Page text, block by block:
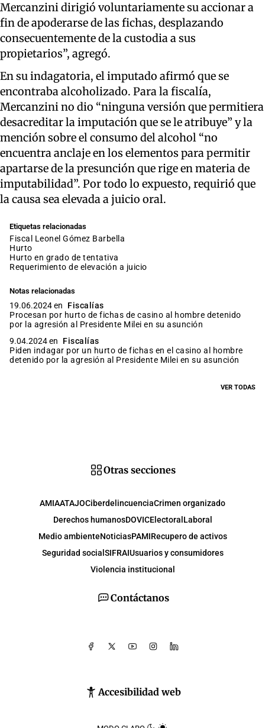
Mercanzini dirigió voluntariamente su accionar a
fin de apoderarse de las fichas, desplazando
consecuentemente de la custodia a sus
propietarios”, agregó.
En su indagatoria, el imputado afirmó que se
encontraba alcoholizado. Para la fiscalía,
Mercanzini no dio “ninguna versión que permitiera
desacreditar la imputación que se leatribuye” y la
mención sobre el consumo del alcohol “no
encuentra anclaje en los elementos para permitir
apartarse de la presunción que rige en materia de
imputabilidad”. Por todo lo expuesto, requirió que
la causa sea elevada a juicio oral.
Etiquetas relacionadas
fiscal Leonel Gómez Barbella
hurto
hurto en grado de tentativa
requerimiento de elevación a juicio
Notas relacionadas
19.06.2024 en
Fiscalías
Procesan por hurto de fichas de casino al hombre detenido
por la agresión al Presidente Milei en su asunción
9.04.2024 en
Fiscalías
Piden indagar por un hurto de fichas en el casino al hombre
detenido por la agresión al Presidente Milei en su asunción
VER TODAS
Contáctanos
Accesibilidad web
Otras secciones
AMIAATAJOCiberdelincuenciaCrimen organizado
Derechos humanosDOVICElectoral Laboral
Medio ambienteNoticiasPAMIRecupero de activos
Seguridad social SIFRAIUsuarios y consumidores
Violencia institucional